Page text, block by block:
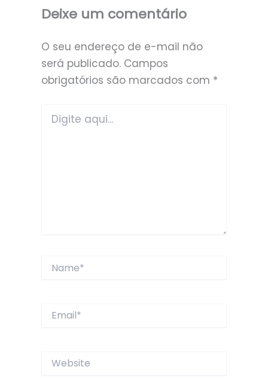
Deixe um comentário
O seu endereço de e-mail não
será publicado. Campos
obrigatórios são marcados com *
aqui...
Website